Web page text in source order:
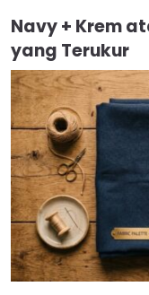
Navy + Krem
yang Terukur